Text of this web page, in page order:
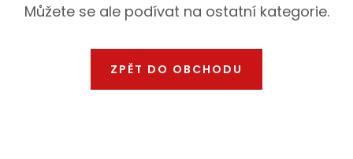
Dětská hřiště
Můžete se ale podívat na ostatní kategorie.
ZPĚT DO OBCHODU